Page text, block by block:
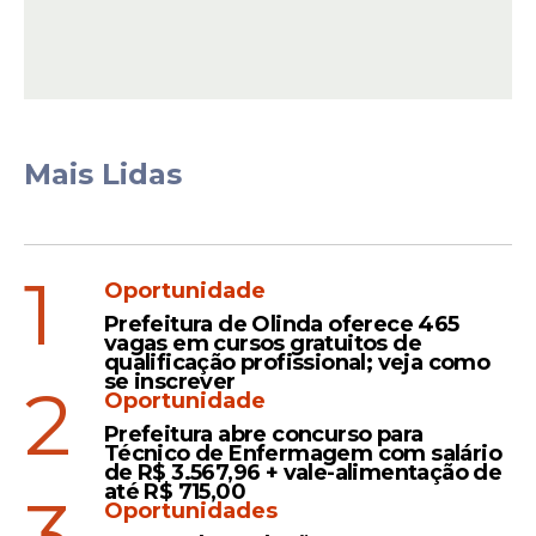
histórico contra a Croácia, com três vitórias
e dois empates em cinco confrontos.
croatas protagonizaram uma eliminação
marcante nas quartas de final da Copa do
Mundo de 2022, ao superarem a seleção
brasileira nos pênaltis, após empate por 1 a
Leia Também
Mais Lidas
1
Oportunidade
Prefeitura de Olinda oferece 465
vagas em cursos gratuitos de
qualificação profissional; veja como
se inscrever
2
Oportunidade
Prefeitura abre concurso para
Técnico de Enfermagem com salário
de R$ 3.567,96 + vale-alimentação de
até R$ 715,00
Oportunidades